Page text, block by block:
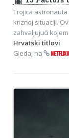
Trojica
kriznoj situaciji.
zahvaljujući
Hrvatski titlovi
Gledaj na
NETFLIXU